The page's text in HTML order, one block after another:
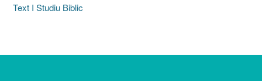
Text I Studiu Biblic